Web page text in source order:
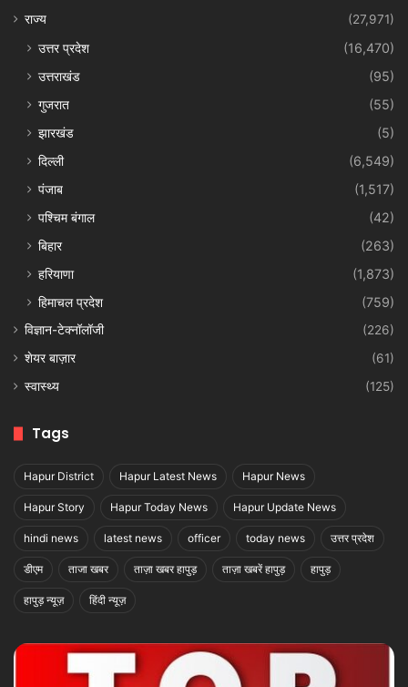
राज्य
(27,971)
उत्तर प्रदेश
(16,470)
उत्तराखंड
(95)
गुजरात
(55)
झारखंड
(5)
दिल्ली
(6,549)
पंजाब
(1,517)
पश्चिम बंगाल
(42)
बिहार
(263)
हरियाणा
(1,873)
हिमाचल प्रदेश
(759)
विज्ञान-टेक्नॉलॉजी
(226)
शेयर बाज़ार
(61)
स्वास्थ्य
(125)
Tags
Hapur District Hapur Latest News Hapur News
Hapur Story Hapur Today News Hapur Update News
hindi news latest news officer today news उत्तर प्रदेश
डीएम ताजा खबर ताज़ा खबर हापुड़ ताज़ा खबरें हापुड़ हापुड़
हापुड़ न्यूज़ हिंदी न्यूज़